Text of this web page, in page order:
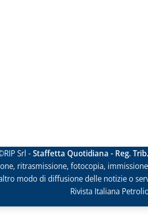
Srl -Staffetta Quotidiana - Reg.
ritrasmissione, fotocopia,
modo di diffusione delle notizie o
Rivista Italiana